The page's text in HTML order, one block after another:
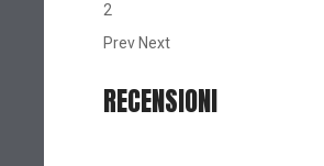
2
Prev Next
RECENSIONI